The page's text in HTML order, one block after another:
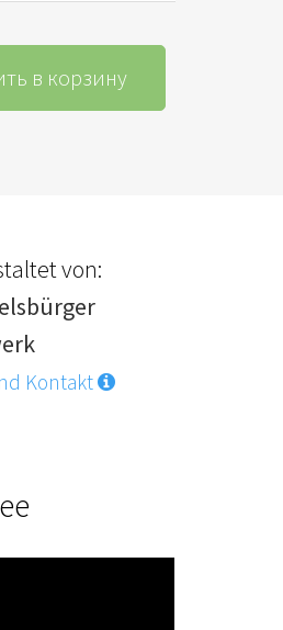
в корзину
von:
Kontakt